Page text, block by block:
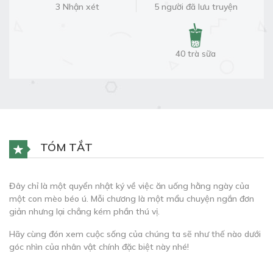
3 Nhận xét 5 người đã lưu truyện
40 trà sữa
TÓM TẮT
Đây chỉ là một quyển nhật ký về việc ăn uống hằng ngày của
một con mèo béo ú. Mỗi chương là một mẩu chuyện ngắn đơn
giản nhưng lại chẳng kém phần thú vị.
Hãy cùng đón xem cuộc sống của chúng ta sẽ như thế nào dưới
góc nhìn của nhân vật chính đặc biệt này nhé!